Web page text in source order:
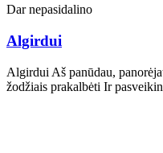
Dar nepasidalino
Algirdui
Algirdui Aš panūdau,
žodžiais prakalbėti Ir